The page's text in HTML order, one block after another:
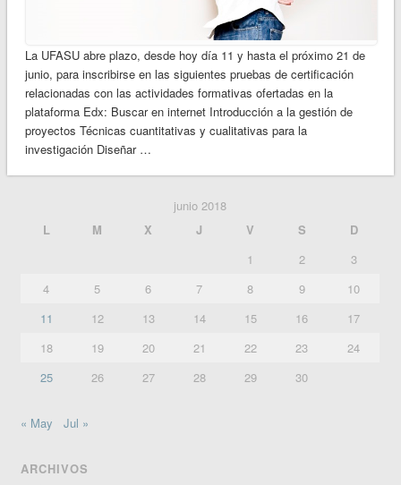
La UFASU abre plazo, desde hoy día 11 y hasta el próximo 21 de
junio, para inscribirse en las siguientes pruebas de certificación
relacionadas con las actividades formativas ofertadas en la
plataforma Edx: Buscar en internet Introducción a la gestión de
proyectos Técnicas cuantitativas y cualitativas para la
investigación Diseñar …
junio 2018
L
M X J V S
D
1
2
3
4
5 6 7 8 9
10
11
12 13 14 15 16
17
18
19 20 21 22 23
24
25
26 27 28 29 30
« May Jul »
ARCHIVOS